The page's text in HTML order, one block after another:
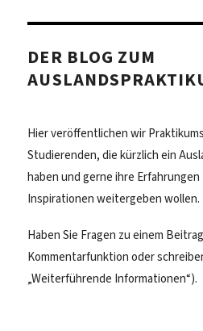
DER BLOG ZUM
Hier veröffentlichen wir
Studierenden, die kürzlich ein
haben und gerne ihre
Inspirationen weitergeben wollen.
Haben Sie Fragen zu einem
Kommentarfunktion oder
„Weiterführende Informationen“).